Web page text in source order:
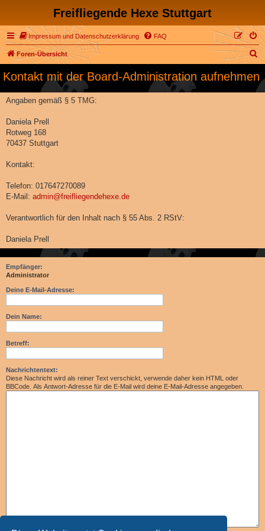
Freifliegende Hexe Stuttgart
Impressum und Datenschutzerklärung FAQ
Foren-Übersicht
S
c
Kontakt mit der Board-Administration aufnehmen
Angaben gemäß § 5 TMG:
Daniela Prell
Rotweg 168
70437 Stuttgart
Kontakt:
Telefon: 017647270089
E-Mail: admin@freifliegendehexe.de
Verantwortlich für den Inhalt nach § 55 Abs. 2 RStV:
Daniela Prell
Empfänger:
Administrator
Deine E-Mail-Adresse:
Dein Name:
Betreff:
Nachrichtentext:
Diese Nachricht wird als reiner Text verschickt, verwende daher kein HTML oder
BBCode. Als Antwort-Adresse für die E-Mail wird deine E-Mail-Adresse angegeben.